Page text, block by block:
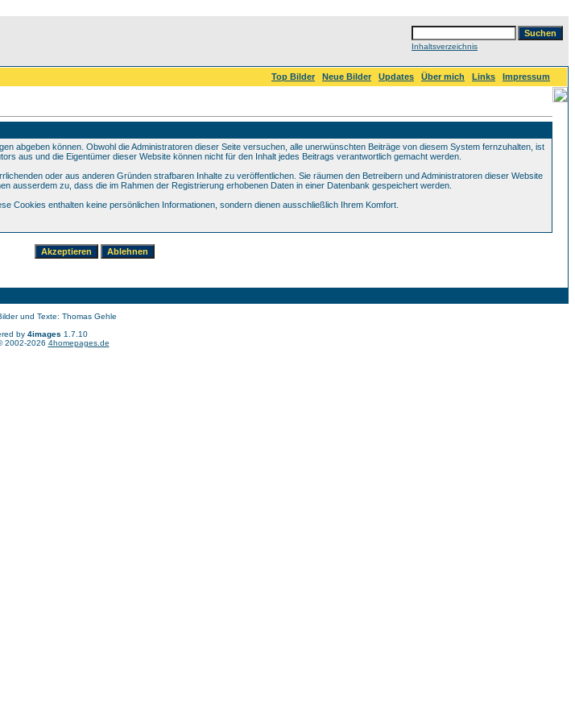
Inhaltsverzeichnis
Top Bilder Neue Bilder Updates Über mich Links
Impressum
abgeben können. Obwohl die Administratoren dieser Seite versuchen, alle unerwünschten Beiträge von diesem System fernzuhalten, ist
aus und die Eigentümer dieser Website können nicht für den Inhalt jedes Beitrags verantwortlich gemacht werden.
oder aus anderen Gründen strafbaren Inhalte zu veröffentlichen. Sie räumen den Betreibern und Administratoren dieser Website
ausserdem zu, dass die im Rahmen der Registrierung erhobenen Daten in einer Datenbank gespeichert werden.
Cookies enthalten keine persönlichen Informationen, sondern dienen ausschließlich Ihrem Komfort.
und Texte: Thomas Gehle
by 4images 1.7.10
2002-2026 4homepages.de